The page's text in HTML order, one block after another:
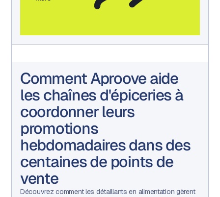
Comment Aproove aide
les chaînes d'épiceries à
coordonner leurs
promotions
hebdomadaires dans des
centaines de points de
vente
Découvrez comment les détaillants en alimentation gèrent